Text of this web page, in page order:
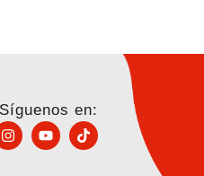
Síguenos en: